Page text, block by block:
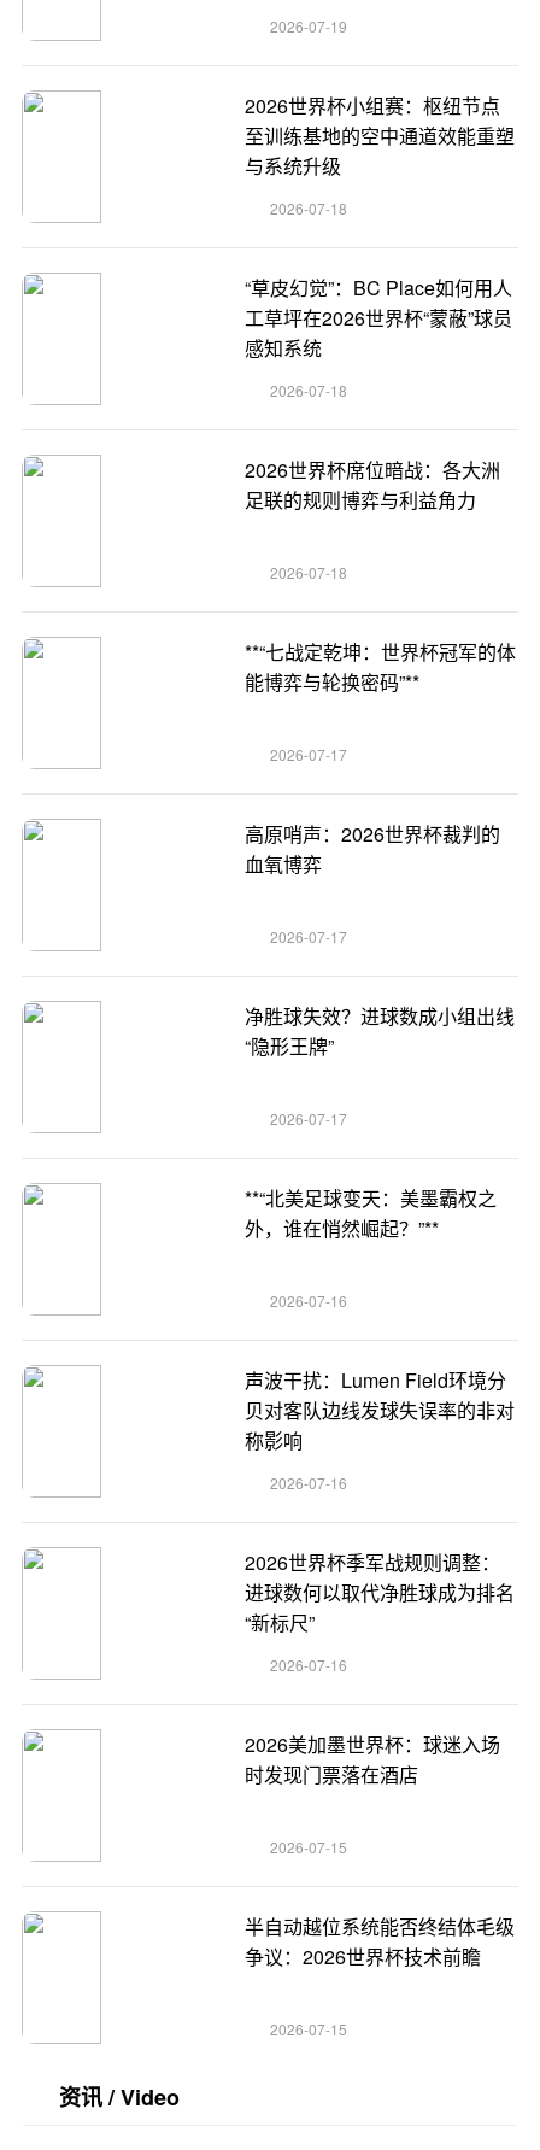
2026-07-19
2026世界杯小组赛：枢纽节点
至训练基地的空中通道效能重塑
与系统升级
2026-07-18
“草皮幻觉”：BC Place如何用人
工草坪在2026世界杯“蒙蔽”球员
感知系统
2026-07-18
2026世界杯席位暗战：各大洲
足联的规则博弈与利益角力
2026-07-18
**“七战定乾坤：世界杯冠军的体
能博弈与轮换密码”**
2026-07-17
高原哨声：2026世界杯裁判的
血氧博弈
2026-07-17
净胜球失效？进球数成小组出线
“隐形王牌”
2026-07-17
**“北美足球变天：美墨霸权之
外，谁在悄然崛起？”**
2026-07-16
声波干扰：Lumen Field环境分
贝对客队边线发球失误率的非对
称影响
2026-07-16
2026世界杯季军战规则调整：
进球数何以取代净胜球成为排名
“新标尺”
2026-07-16
2026美加墨世界杯：球迷入场
时发现门票落在酒店
2026-07-15
半自动越位系统能否终结体毛级
争议：2026世界杯技术前瞻
2026-07-15
资讯 / Video